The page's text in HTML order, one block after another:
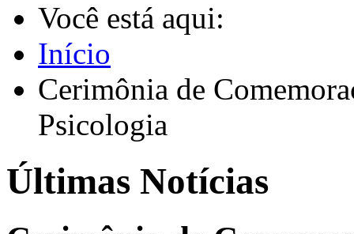
Você está aqui:
Início
Cerimônia de
Psicologia
Últimas Notícias